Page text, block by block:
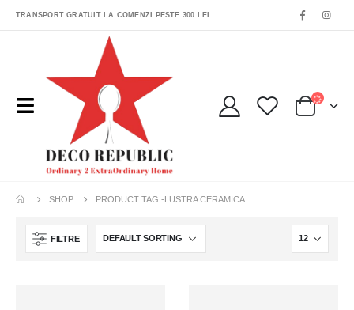
TRANSPORT GRATUIT LA COMENZI PESTE 300 LEI.
SHOP PRODUCT TAG -LUSTRA CERAMICA
FILTRE